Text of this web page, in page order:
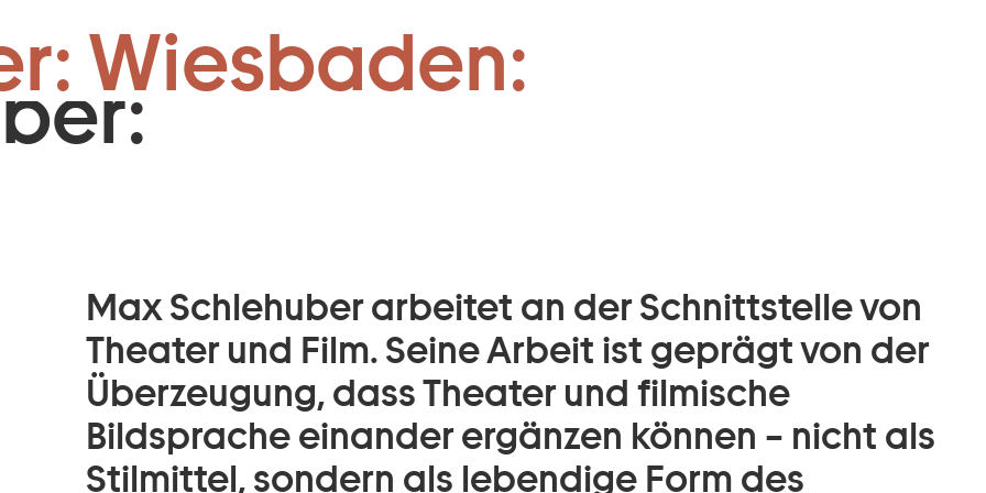
Zum Footer springen
Wiesbaden:
Max Schlehuber arbeitet an der Schnittstelle von
Theater und Film. Seine Arbeit ist geprägt von der
Überzeugung, dass Theater und filmische
Bildsprache einander ergänzen können – nicht als
Stilmittel, sondern als lebendige Form des